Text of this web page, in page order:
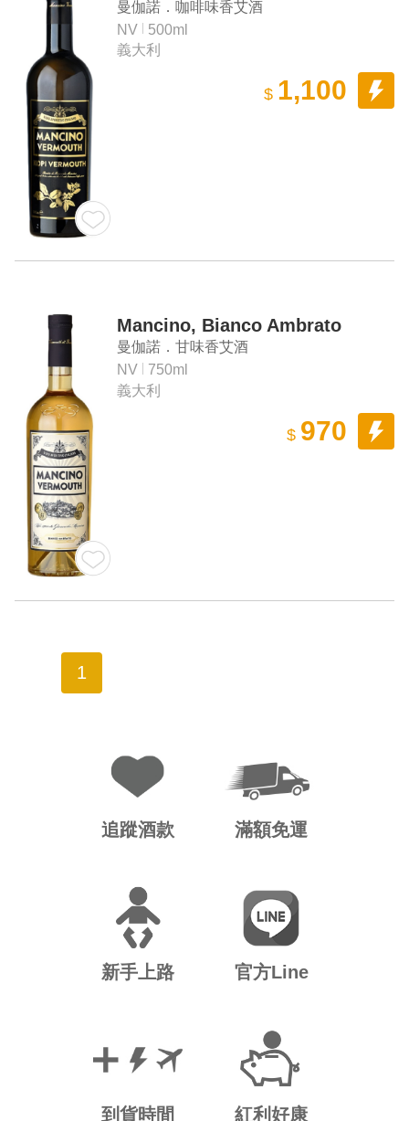
曼伽諾．咖啡味香艾酒
NV
500ml
義大利
$ 1,100
Mancino, Bianco Ambrato
曼伽諾．甘味香艾酒
NV
750ml
義大利
$ 970
1
追蹤酒款 滿額免運
新手上路 官方Line
到貨時間 紅利好康